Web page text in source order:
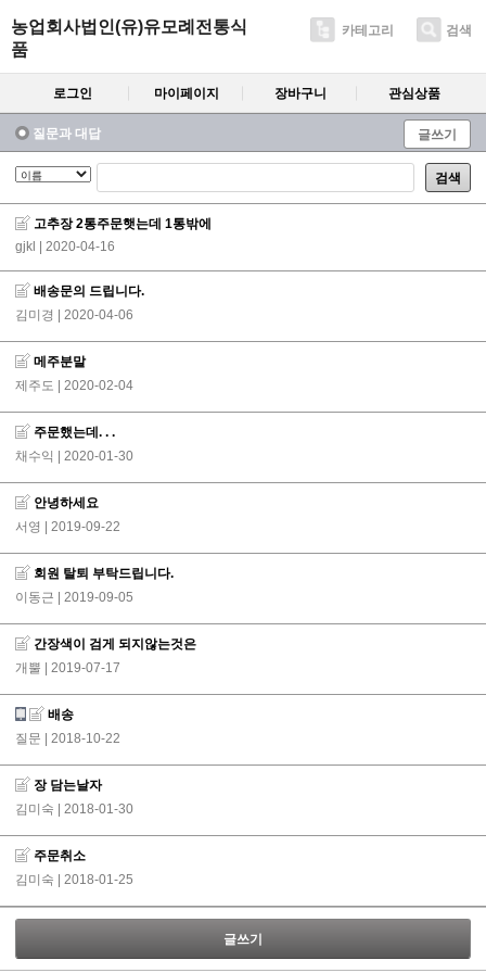
농업회사법인(유)유모례전통식
품
카테고리 검색
로그인 마이페이지 장바구니 관심상품
질문과 대답 글쓰기
검색
고추장 2통주문햇는데 1통밖에
gjkl | 2020-04-16
배송문의 드립니다.
김미경 | 2020-04-06
메주분말
제주도 | 2020-02-04
주문했는데. . .
채수익 | 2020-01-30
안녕하세요
서영 | 2019-09-22
회원 탈퇴 부탁드립니다.
이동근 | 2019-09-05
간장색이 검게 되지않는것은
개뿔 | 2019-07-17
배송
질문 | 2018-10-22
장 담는날자
김미숙 | 2018-01-30
주문취소
김미숙 | 2018-01-25
글쓰기